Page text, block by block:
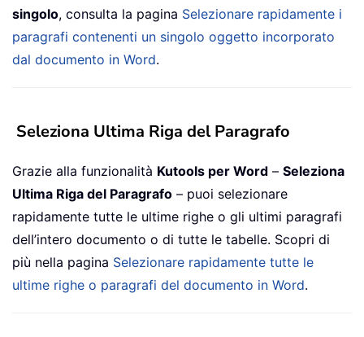
singolo, consulta la pagina Selezionare rapidamente i
paragrafi contenenti un singolo oggetto incorporato
dal documento in Word.
Seleziona Ultima Riga del Paragrafo
Grazie alla funzionalità Kutools per Word – Seleziona
Ultima Riga del Paragrafo – puoi selezionare
rapidamente tutte le ultime righe o gli ultimi paragrafi
dell’intero documento o di tutte le tabelle. Scopri di
più nella pagina Selezionare rapidamente tutte le
ultime righe o paragrafi del documento in Word.